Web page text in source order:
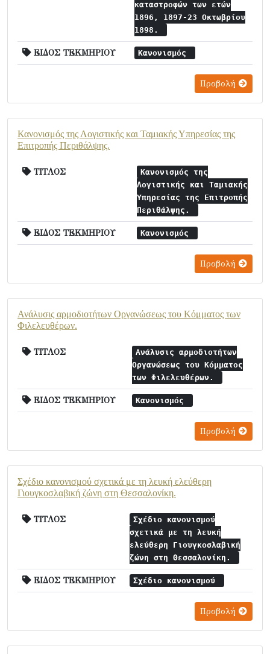
καταστροφών των ετών
1896, 1897-23 Οκτωβρίου
1898.
ΕΙΔΟΣ ΤΕΚΜΗΡΙΟΥ Κανονισμός
Προβολή
Κανονισμός της Λογιστικής και Ταμιακής Υπηρεσίας της
Επιτροπής Περιθάλψης.
ΤΙΤΛΟΣ
Κανονισμός της
Λογιστικής και Ταμιακής
Υπηρεσίας της Επιτροπής
Περιθάλψης.
ΕΙΔΟΣ ΤΕΚΜΗΡΙΟΥ Κανονισμός
Προβολή
Ανάλυσις αρμοδιοτήτων Οργανώσεως του Κόμματος των
Φιλελευθέρων.
ΤΙΤΛΟΣ
Ανάλυσις αρμοδιοτήτων
Οργανώσεως του Κόμματος
των Φιλελευθέρων.
ΕΙΔΟΣ ΤΕΚΜΗΡΙΟΥ Κανονισμός
Προβολή
Σχέδιο κανονισμού σχετικά με τη λευκή ελεύθερη
Γιουγκοσλαβική ζώνη στη Θεσσαλονίκη.
ΤΙΤΛΟΣ
Σχέδιο κανονισμού
σχετικά με τη λευκή
ελεύθερη Γιουγκοσλαβική
ζώνη στη Θεσσαλονίκη.
ΕΙΔΟΣ ΤΕΚΜΗΡΙΟΥ Σχέδιο κανονισμού
Προβολή